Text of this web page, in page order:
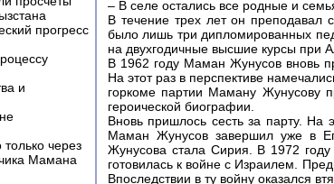
прогресс
и
через
Мамана
– В селе остались все родные и
В течение трех лет он преподавал
было лишь три дипломированных
на двухгодичные высшие курсы при
В 1962 году Маман Жунусов вновь
На этот раз в перспективе
горкоме партии Маману Жунусову
героической биографии.
Вновь пришлось сесть за парту. На
Маман Жунусов завершил уже в
Жунусова стала Сирия. В 1972
готовилась к войне с Израилем.
Впоследствии в ту войну оказался